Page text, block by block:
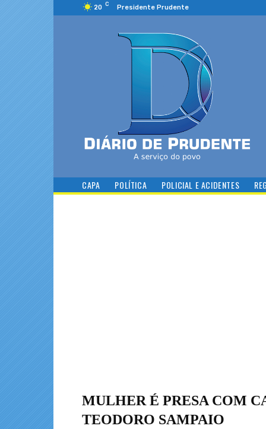
20 C Presidente Prudente
CAPA POLÍTICA POLICIAL E ACIDENTES
MULHER É PRESA COM
TEODORO SAMPAIO